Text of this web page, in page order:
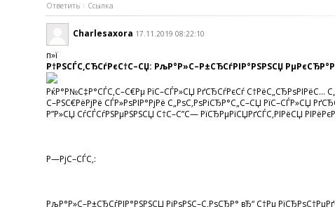
Ответить Ссылка
Charlesaxora 17.11.2019 08:22:10
п»ї
Р†РЅСЃС‚СЂСѓРєС†С–СЏ: РљР°Р»С–Р±СЂСѓРІР°РЅРЅСЏ
РќР°Р№С‡Р°СЃС‚С–С€Рµ РїС–СЃР»СЏ РґСЂСѓРєСѓ С†РёС„СЂРѕРІРёС…
С–РЅС€РёРјРё СЃР»РѕРІР°РјРё С„РѕС‚РѕРіСЂР°С„С–СЏ РїС–СЃР»СЏ
Р”Р»СЏ СѓСЃСѓРЅРµРЅРЅСЏ С†С–С”С— РїСЂРµРїСЏРґСЃС‚РІРёСЏ
Р—РјС–СЃС‚:
РљР°Р»С–Р±СЂСѓРІР°РЅРЅСЏ РјРѕРЅС–С‚РѕСЂР° вЂ“ С†Рµ